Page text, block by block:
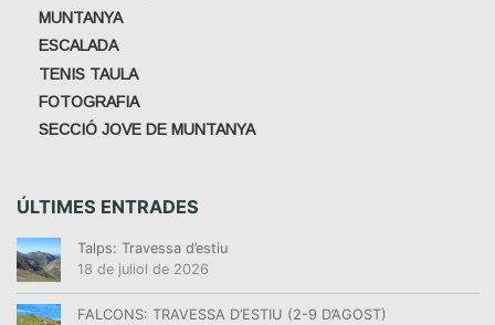
MUNTANYA
ESCALADA
TENIS TAULA
FOTOGRAFIA
SECCIÓ JOVE DE MUNTANYA
ÚLTIMES ENTRADES
Talps: Travessa d’estiu
18 de juliol de 2026
FALCONS: TRAVESSA D’ESTIU (2-9 D’AGOST)